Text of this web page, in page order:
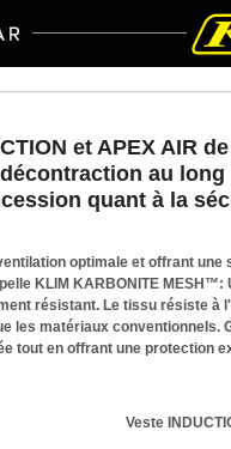
et APEX AIR
au long
quant à la
optimale et offrant une
KLIM KARBONITE MESH™:
résistant. Le tissu résiste à
les matériaux conventionnels.
tout en offrant une protection
Veste